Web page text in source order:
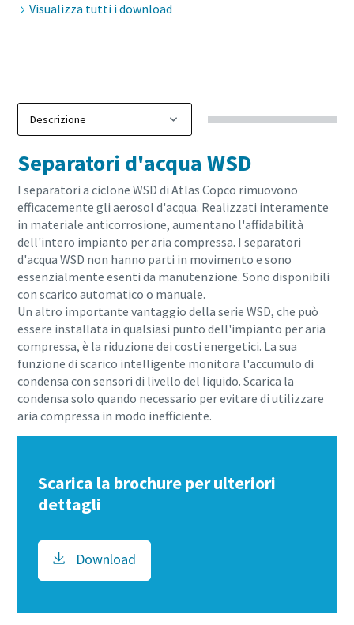
10 passaggi verso una produzione più
ecologica ed efficiente
Riduzione delle emissioni di carbonio per una produzione
ecologica: tutto quello che c'è da sapere
Per saperne di più
Visualizza tutti i download
Separatori d'acqua WSD
I separatori a ciclone WSD di Atlas Copco rimuovono
efficacemente gli aerosol d'acqua. Realizzati interamente
in materiale anticorrosione, aumentano l'affidabilità
dell'intero impianto per aria compressa. I separatori
d'acqua WSD non hanno parti in movimento e sono
essenzialmente esenti da manutenzione. Sono disponibili
con scarico automatico o manuale.
Un altro importante vantaggio della serie WSD, che può
essere installata in qualsiasi punto dell'impianto per aria
compressa, è la riduzione dei costi energetici. La sua
funzione di scarico intelligente monitora l'accumulo di
condensa con sensori di livello del liquido. Scarica la
condensa solo quando necessario per evitare di utilizzare
aria compressa in modo inefficiente.
Scarica la brochure per ulteriori
dettagli
Download